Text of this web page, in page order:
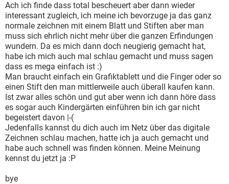
Ach ich finde dass total bescheuert aber dann wieder
interessant zugleich, ich meine ich bevorzuge ja das ganz
normale zeichnen mit einem Blatt und Stiften aber man
muss sich ehrlich nicht mehr über die ganzen Erfindungen
wundern. Da es mich dann doch neugierig gemacht hat,
habe ich mich auch mal schlau gemacht und muss sagen
dass es mega einfach ist :)
Man braucht einfach ein Grafiktablett und die Finger oder so
einen Stift den man mittlerweile auch überall kaufen kann.
Ist zwar alles schön und gut aber wenn ich dann höre dass
es sogar auch Kindergärten einführen bin ich gar nicht
begeistert davon |-(
Jedenfalls kannst du dich auch im Netz über das digitale
Zeichnen schlau machen, hatte ich ja auch gemacht und
habe auch schnell was finden können. Meine Meinung
kennst du jetzt ja :P
bye